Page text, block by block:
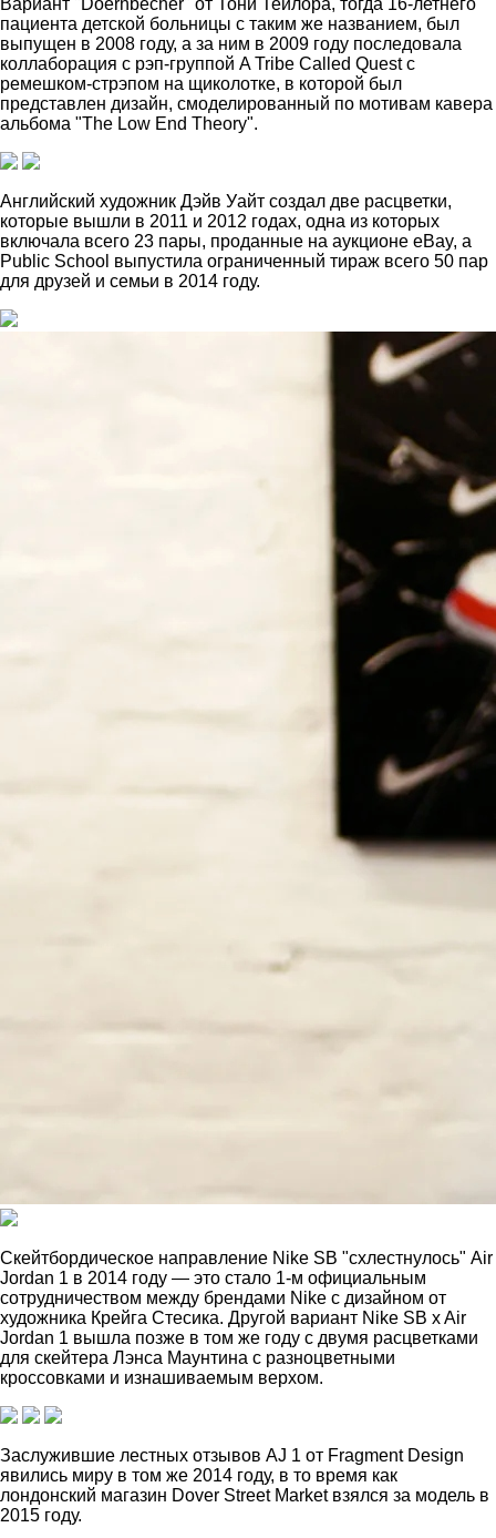
Вариант "Doernbecher" от Тони Тейлора, тогда 16-летнего
пациента детской больницы с таким же названием, был
выпущен в 2008 году, а за ним в 2009 году последовала
коллаборация с рэп-группой A Tribe Called Quest с
ремешком-стрэпом на щиколотке, в которой был
представлен дизайн, смоделированный по мотивам кавера
альбома "The Low End Theory".
Английский художник Дэйв Уайт создал две расцветки,
которые вышли в 2011 и 2012 годах, одна из которых
включала всего 23 пары, проданные на аукционе eBay, а
Public School выпустила ограниченный тираж всего 50 пар
для друзей и семьи в 2014 году.
Скейтбордическое направление Nike SB "схлестнулось" Air
Jordan 1 в 2014 году — это стало 1-м официальным
сотрудничеством между брендами Nike с дизайном от
художника Крейга Стесика. Другой вариант Nike SB x Air
Jordan 1 вышла позже в том же году с двумя расцветками
для скейтера Лэнса Маунтина с разноцветными
кроссовками и изнашиваемым верхом.
Заслужившие лестных отзывов AJ 1 от Fragment Design
явились миру в том же 2014 году, в то время как
лондонский магазин Dover Street Market взялся за модель в
2015 году.